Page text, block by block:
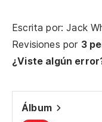
Escrita por: Jack
Revisiones por 3
¿Viste algún
Álbum